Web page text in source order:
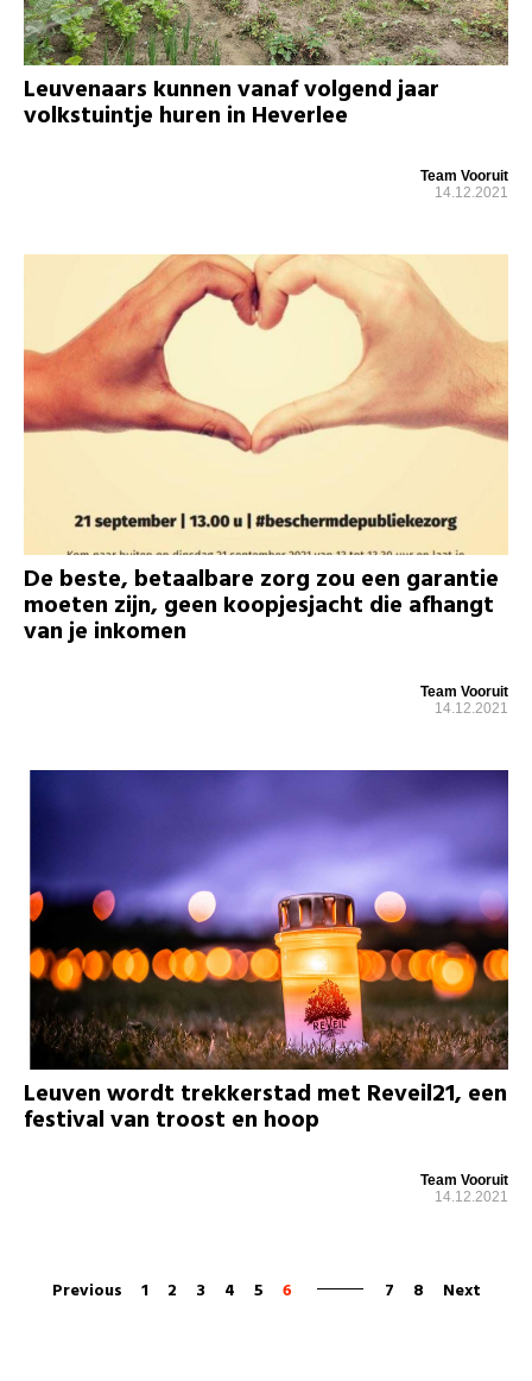
Leuvenaars kunnen vanaf volgend jaar
volkstuintje huren in Heverlee
Team Vooruit
14.12.2021
De beste, betaalbare zorg zou een garantie
moeten zijn, geen koopjesjacht die afhangt
van je inkomen
Team Vooruit
14.12.2021
Leuven wordt trekkerstad met Reveil21, een
festival van troost en hoop
Team Vooruit
14.12.2021
Previous 1 2 3 4 5 6 7 8 Next